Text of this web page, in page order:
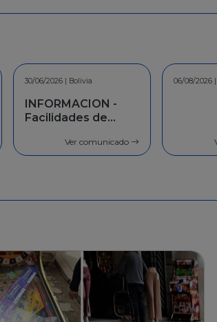
06/08/2026 | Bolivia
Ver comunicado
30/07/2026